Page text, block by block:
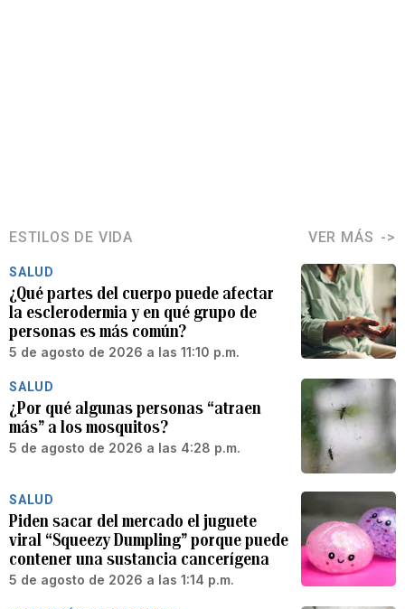
ESTILOS DE VIDA VER MÁS
SALUD
¿Qué partes del cuerpo puede afectar
la esclerodermia y en qué grupo de
personas es más común?
5 de agosto de 2026 a las 11:10 p.m.
SALUD
¿Por qué algunas personas “atraen
más” a los mosquitos?
5 de agosto de 2026 a las 4:28 p.m.
SALUD
Piden sacar del mercado el juguete
viral “Squeezy Dumpling” porque puede
contener una sustancia cancerígena
5 de agosto de 2026 a las 1:14 p.m.